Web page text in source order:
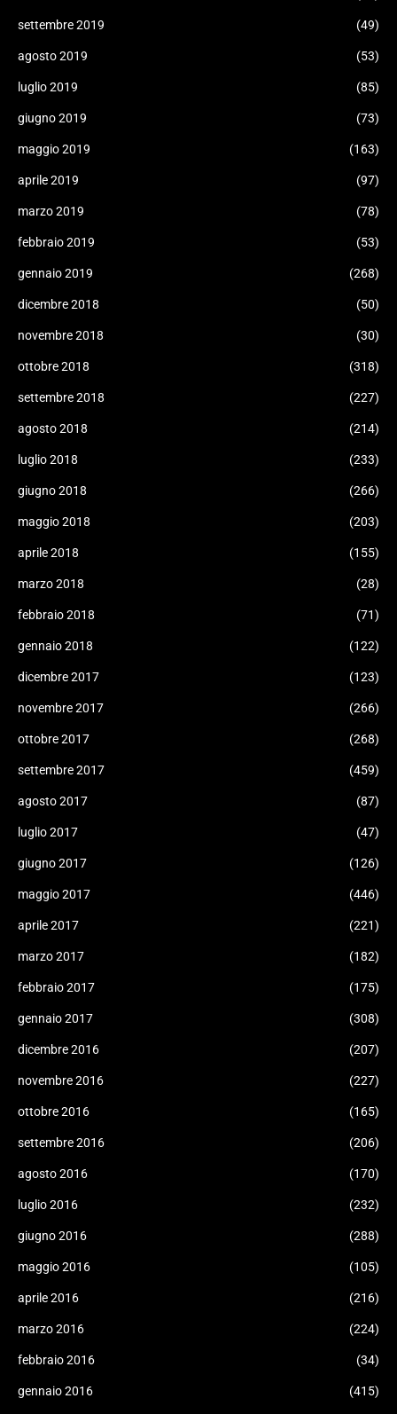
settembre 2019 (49)
agosto 2019 (53)
luglio 2019 (85)
giugno 2019 (73)
maggio 2019 (163)
aprile 2019 (97)
marzo 2019 (78)
febbraio 2019 (53)
gennaio 2019 (268)
dicembre 2018 (50)
novembre 2018 (30)
ottobre 2018 (318)
settembre 2018 (227)
agosto 2018 (214)
luglio 2018 (233)
giugno 2018 (266)
maggio 2018 (203)
aprile 2018 (155)
marzo 2018 (28)
febbraio 2018 (71)
gennaio 2018 (122)
dicembre 2017 (123)
novembre 2017 (266)
ottobre 2017 (268)
settembre 2017 (459)
agosto 2017 (87)
luglio 2017 (47)
giugno 2017 (126)
maggio 2017 (446)
aprile 2017 (221)
marzo 2017 (182)
febbraio 2017 (175)
gennaio 2017 (308)
dicembre 2016 (207)
novembre 2016 (227)
ottobre 2016 (165)
settembre 2016 (206)
agosto 2016 (170)
luglio 2016 (232)
giugno 2016 (288)
maggio 2016 (105)
aprile 2016 (216)
marzo 2016 (224)
febbraio 2016 (34)
gennaio 2016 (415)